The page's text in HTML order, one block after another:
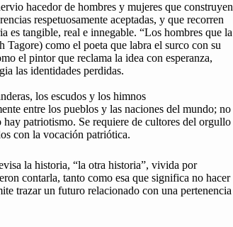
hacedor de hombres y mujeres que construyen
respetuosamente aceptadas, y que recorren
es tangible, real e innegable. “Los hombres que la
Tagore) como el poeta que labra el surco con su
el pintor que reclama la idea con esperanza,
las identidades perdidas.
los escudos y los himnos
entre los pueblos y las naciones del mundo; no
patriotismo. Se requiere de cultores del orgullo
con la vocación patriótica.
la historia, “la otra historia”, vivida por
contarla, tanto como esa que significa no hacer
trazar un futuro relacionado con una pertenencia